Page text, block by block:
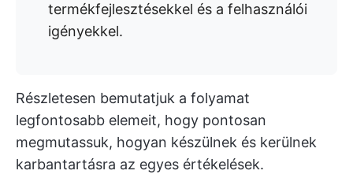
termékfejlesztésekkel és a felhasználói
igényekkel.
Részletesen bemutatjuk a folyamat
legfontosabb elemeit, hogy pontosan
megmutassuk, hogyan készülnek és kerülnek
karbantartásra az egyes értékelések.